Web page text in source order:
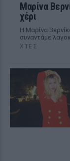
Μαρίνα
χέρι
Η Μαρίνα
συναντάμε
ΧΤΕΣ